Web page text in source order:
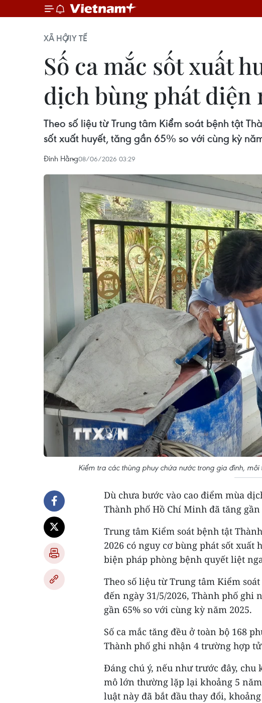
XÃ HỘIY TẾ
Số ca mắc sốt xuất
dịch bùng phát diện
Theo số liệu từ Trung tâm Kiểm soát bệnh tật
sốt xuất huyết, tăng gần 65% so với cùng kỳ
Đinh Hằng08/06/2026 03:29
Kiểm tra các thùng phuy chứa nước trong gia đình,
Dù chưa bước vào cao điểm mùa
Thành phố Hồ Chí Minh đã tăng
Trung tâm Kiểm soát bệnh tật
2026 có nguy cơ bùng phát sốt
biện pháp phòng bệnh quyết liệt
Theo số liệu từ Trung tâm Kiểm
đến ngày 31/5/2026, Thành phố ghi
gần 65% so với cùng kỳ năm 2025.
Số ca mắc tăng đều ở toàn bộ 168
Thành phố ghi nhận 4 trường hợp
Đáng chú ý, nếu như trước đây, chu
mô lớn thường lặp lại khoảng 5
luật này đã bắt đầu thay đổi,